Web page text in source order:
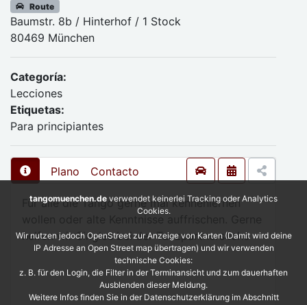
Route
Baumstr. 8b / Hinterhof / 1 Stock
80469 München
Categoría:
Lecciones
Etiquetas:
Para principiantes
Plano Contacto
Für alle die Tango gerne mal kennenlernen
helfen wir Singles bei der Tanzpartnersuche
tangomuenchen.de verwendet keinerlei Tracking oder Analytics
Cookies.
Wir nutzen jedoch OpenStreet zur Anzeige von Karten (Damit wird deine
IP Adresse an Open Street map übertragen) und wir verwenden
technische Cookies:
z. B. für den Login, die Filter in der Terminansicht und zum dauerhaften
Ausblenden dieser Meldung.
Weitere Infos finden Sie in der Datenschutzerklärung im Abschnitt